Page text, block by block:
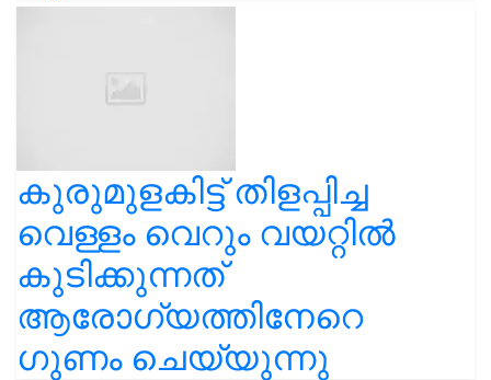
കുരുമുളകിട്ട് തിളപ്പിച്ച
വെള്ളം വെറും വയറ്റിൽ
കുടിക്കുന്നത്
ആരോഗ്യത്തിനേറെ
ഗുണം ചെയ്യുന്നു